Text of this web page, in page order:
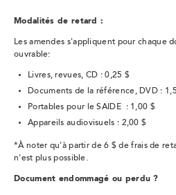
Modalités de retard :
Les amendes s'appliquent pour chaque
ouvrable:
Livres, revues, CD : 0,25 $
Documents de la référence, DVD :
Portables pour le SAIDE : 1,00 $
Appareils audiovisuels : 2,00 $
*À noter qu'à partir de 6 $ de frais de
n'est plus possible.
Document endommagé ou perdu ?